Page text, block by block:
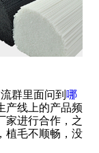
群里面问到 哪
产线上的产品频
家进行合作，之
植毛不顺畅，没